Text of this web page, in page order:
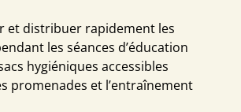
et distribuer rapidement les
les séances d’éducation
hygiéniques accessibles
promenades et l’entraînement